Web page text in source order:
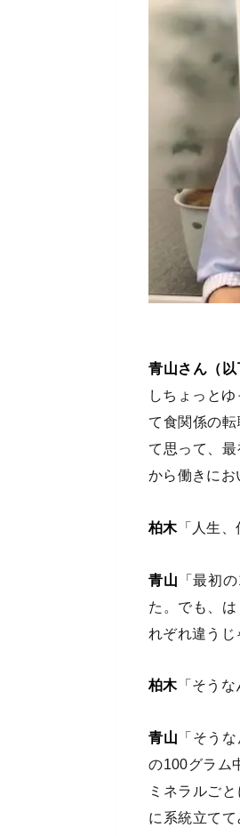
青山さん（以
しちょっと
て食関係の
て思って、
から働きにお
柏木「人生、
青山 「最初
た。でも、
れぞれ違うじ
柏木「そうな
青山 「そう
の100グラム
ミネラルご
に系統立て